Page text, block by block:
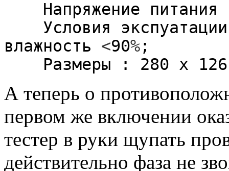
Напряжение
Условия
влажность <90%;
Размеры : 280 x 126
А теперь о
первом же включении
тестер в руки щупать
действительно фаза не